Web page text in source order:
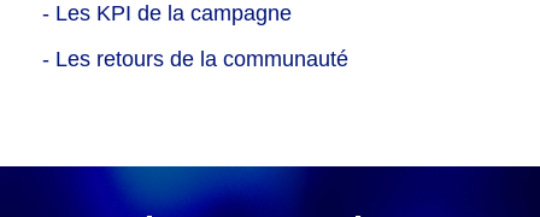
- Les KPI de la campagne
- Les retours de la communauté